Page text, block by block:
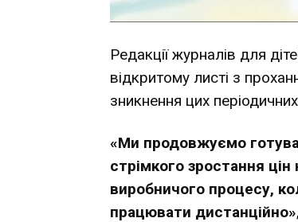
Редакції журналів для
відкритому листі з
зникнення цих
«Ми продовжуємо
стрімкого зростання цін
виробничого процесу,
працювати дистанційно»